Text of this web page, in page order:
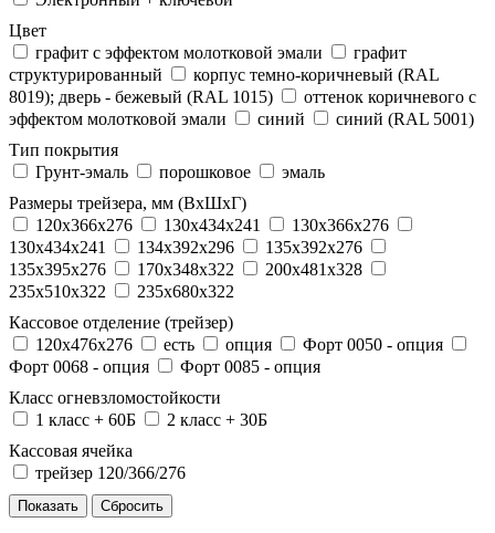
Цвет
графит с эффектом молотковой эмали
графит
структурированный
корпус темно-коричневый (RAL
8019); дверь - бежевый (RAL 1015)
оттенок коричневого с
эффектом молотковой эмали
синий
синий (RAL 5001)
Тип покрытия
Грунт-эмаль
порошковое
эмаль
Размеры трейзера, мм (ВхШхГ)
120x366x276
130x434x241
130х366х276
130х434х241
134x392x296
135x392x276
135x395x276
170x348x322
200x481x328
235x510x322
235x680x322
Кассовое отделение (трейзер)
120х476х276
есть опция
Форт 0050 - опция
Форт 0068 - опция
Форт 0085 - опция
Класс огневзломостойкости
1 класс + 60Б
2 класс + 30Б
Кассовая ячейка
трейзер 120/366/276